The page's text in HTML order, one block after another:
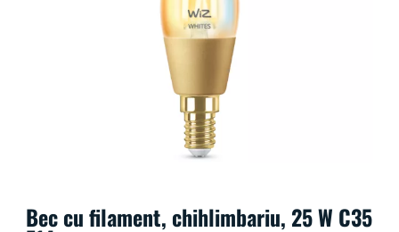
Bec cu filament, chihlimbariu, 25 W C35